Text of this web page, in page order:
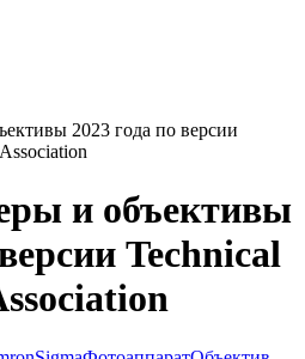
2023 года по версии
и объективы
Technical